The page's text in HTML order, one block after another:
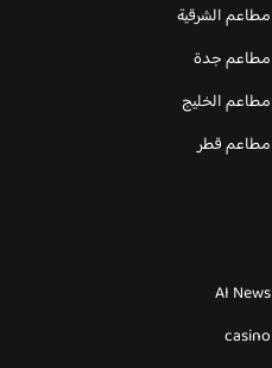
مطاعم الشرقية
مطاعم جدة
مطاعم الخليج
مطاعم قطر
AI News
casino